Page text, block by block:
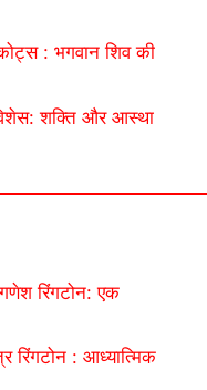
: भगवान शिव की
शक्ति और आस्था
रिंगटोन: एक
: आध्यात्मिक